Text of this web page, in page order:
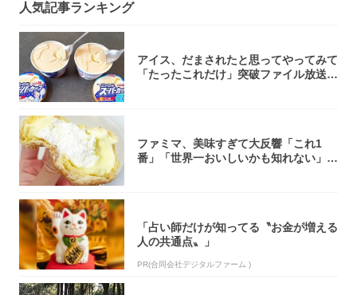
人気記事ランキング
アイス、だまされたと思ってやってみて
「たったこれだけ」突破ファイル放送で
ファミマ、美味すぎて大反響「これ1
番」「世界一おいしいかも知れない」
「占い師だけが知ってる〝お金が増える
人の共通点〟」
PR(合同会社デジタルファーム )